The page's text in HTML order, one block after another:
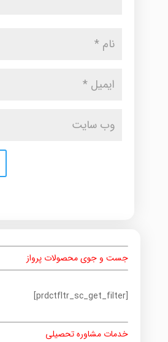
جست و جوی محصولات پرواز
[prdctfltr_sc_get_filter]
خدمات مشاوره تحصیلی